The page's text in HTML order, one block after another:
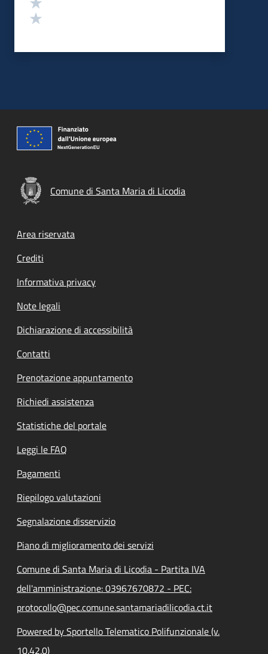
Comune di Santa Maria di Licodia
Footer menu
Area riservata
Crediti
Informativa privacy
Note legali
Dichiarazione di accessibilità
Contatti
Prenotazione appuntamento
Richiedi assistenza
Statistiche del portale
Leggi le FAQ
Pagamenti
Riepilogo valutazioni
Segnalazione disservizio
Piano di miglioramento dei servizi
Comune di Santa Maria di Licodia - Partita IVA
dell'amministrazione: 03967670872 - PEC:
protocollo@pec.comune.santamariadilicodia.ct.it
Powered by Sportello Telematico Polifunzionale (v.
10.42.0)